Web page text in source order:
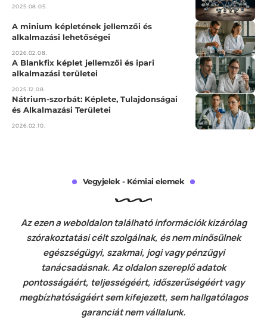
2025.08.05.
A minium képletének jellemzői és
alkalmazási lehetőségei
2026.02.08.
A Blankfix képlet jellemzői és ipari
alkalmazási területei
2025.12.08.
Nátrium-szorbát: Képlete, Tulajdonságai
és Alkalmazási Területei
2026.02.10.
Vegyjelek - Kémiai elemek
Az ezen a weboldalon található információk kizárólag
szórakoztatási célt szolgálnak, és nem minősülnek
egészségügyi, szakmai, jogi vagy pénzügyi
tanácsadásnak. Az oldalon szereplő adatok
pontosságáért, teljességéért, időszerűségéért vagy
megbízhatóságáért sem kifejezett, sem hallgatólagos
garanciát nem vállalunk.